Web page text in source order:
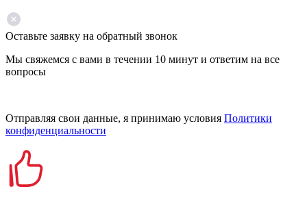
Оставьте заявку на обратный звонок
Мы свяжемся с вами в течении 10 минут и ответим на все
вопросы
Отправляя свои данные, я принимаю условия Политики
конфиденциальности